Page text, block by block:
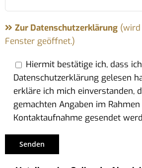
Zur Datenschutzerklärung(wird
Fenster geöffnet.)
Hiermit bestätige ich, dass
Datenschutzerklärung gelesen
erkläre ich mich einverstanden,
gemachten Angaben im
Kontaktaufnahme gesendet